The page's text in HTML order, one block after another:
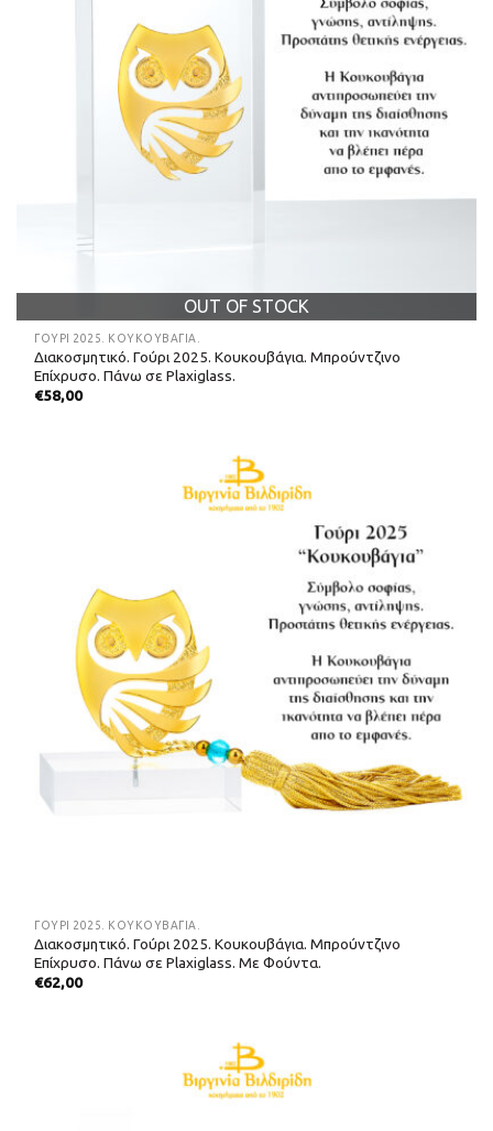
OUT OF STOCK
ΓΟΎΡΙ 2025. ΚΟΥΚΟΥΒΆΓΙΑ.
Διακοσμητικό. Γούρι 2025. Κουκουβάγια. Μπρούντζινο
Επίχρυσο. Πάνω σε Plaxiglass.
€58,00
ΓΟΎΡΙ 2025. ΚΟΥΚΟΥΒΆΓΙΑ.
Διακοσμητικό. Γούρι 2025. Κουκουβάγια. Μπρούντζινο
Επίχρυσο. Πάνω σε Plaxiglass. Με Φούντα.
€62,00